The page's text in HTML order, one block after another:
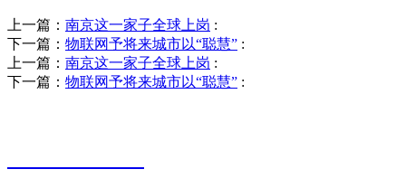
上一篇： 南京这一家子全球上岗 :
下一篇： 物联网予将来城市以“聪慧” :
上一篇： 南京这一家子全球上岗 :
下一篇： 物联网予将来城市以“聪慧” :